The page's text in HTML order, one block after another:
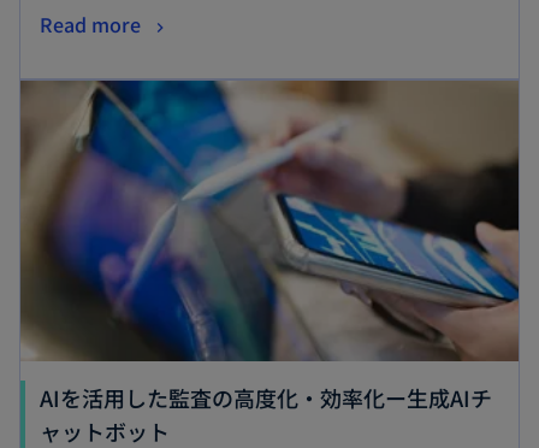
Read more
AIを活用した監査の高度化・効率化ー生成AIチ
ャットボット